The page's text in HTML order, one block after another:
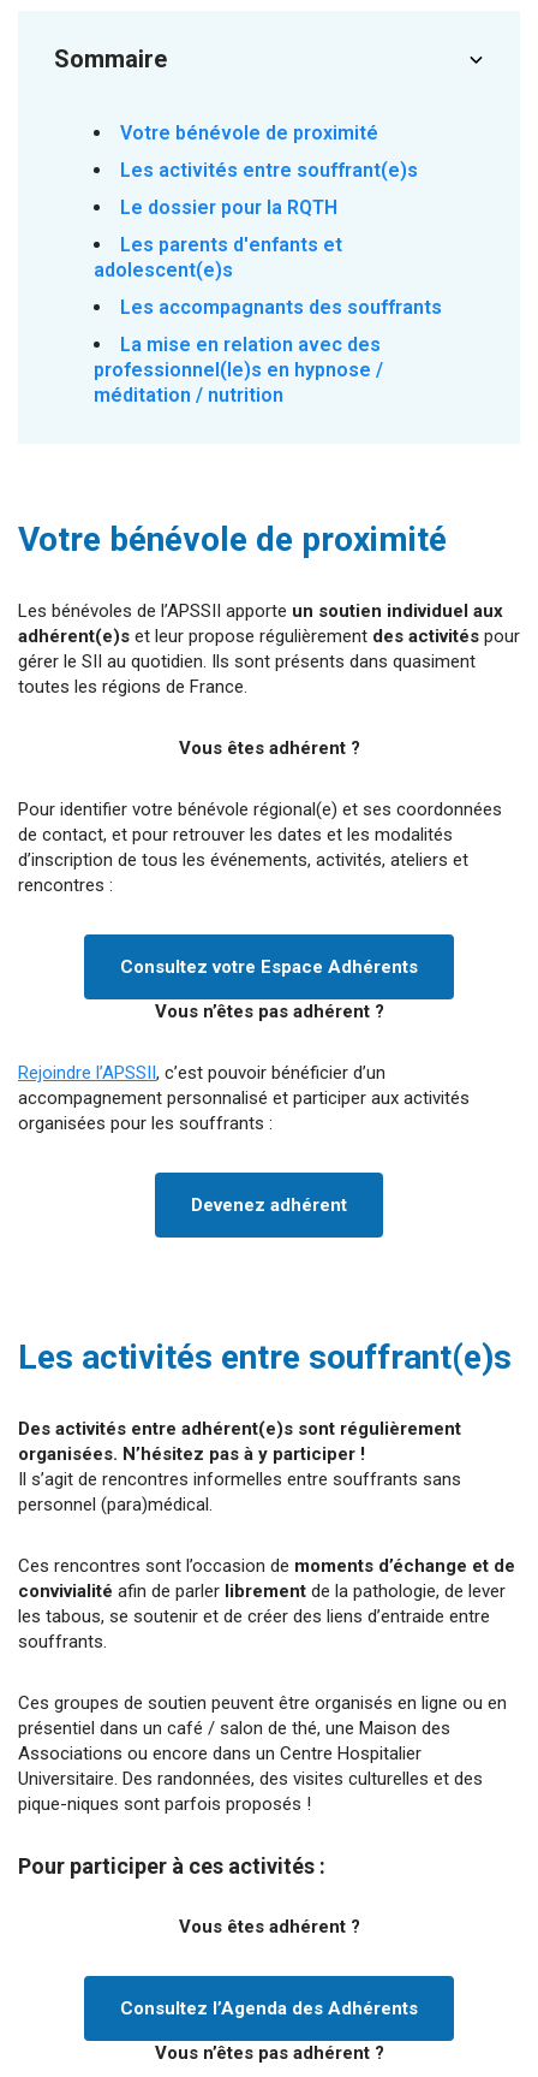
Sommaire
Votre bénévole de proximité
Les activités entre souffrant(e)s
Le dossier pour la RQTH
Les parents d'enfants et
adolescent(e)s
Les accompagnants des souffrants
La mise en relation avec des
professionnel(le)s en hypnose /
méditation / nutrition
Votre bénévole de proximité
Les bénévoles de l’APSSII apporte un soutien individuel aux
adhérent(e)s et leur propose régulièrement des activités pour
gérer le SII au quotidien. Ils sont présents dans quasiment
toutes les régions de France.
Vous êtes adhérent ?
Pour identifier votre bénévole régional(e) et ses coordonnées
de contact, et pour retrouver les dates et les modalités
d’inscription de tous les événements, activités, ateliers et
rencontres :
Consultez votre Espace Adhérents
Vous n’êtes pas adhérent ?
Rejoindre l’APSSII, c’est pouvoir bénéficier d’un
accompagnement personnalisé et participer aux activités
organisées pour les souffrants :
Devenez adhérent
Les activités entre souffrant(e)s
Des activités entre adhérent(e)s sont régulièrement
organisées. N’hésitez pas à y participer !
Il s’agit de rencontres informelles entre souffrants sans
personnel (para)médical.
Ces rencontres sont l’occasion de moments d’échange et de
convivialité afin de parler librement de la pathologie, de lever
les tabous, se soutenir et de créer des liens d’entraide entre
souffrants.
Ces groupes de soutien peuvent être organisés en ligne ou en
présentiel dans un café / salon de thé, une Maison des
Associations ou encore dans un Centre Hospitalier
Universitaire. Des randonnées, des visites culturelles et des
pique-niques sont parfois proposés !
Pour participer à ces activités :
Vous êtes adhérent ?
Consultez l’Agenda des Adhérents
Vous n’êtes pas adhérent ?